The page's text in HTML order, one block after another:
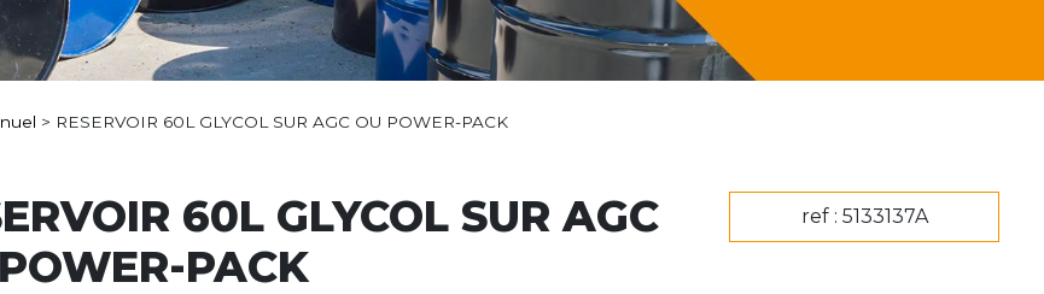
> RESERVOIR 60L GLYCOL SUR AGC OU POWER-PACK
60L GLYCOL SUR AGC
PACK
ref : 5133137A